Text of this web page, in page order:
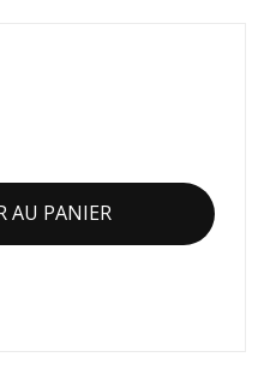
AU PANIER